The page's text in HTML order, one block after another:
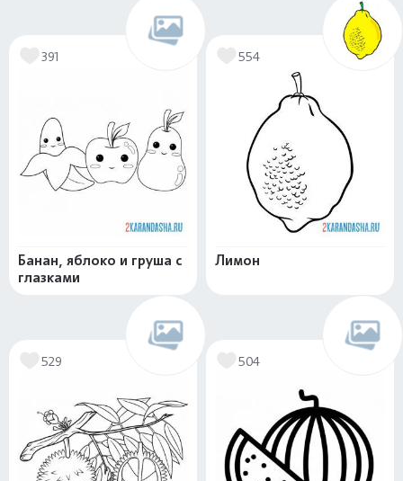
391
Банан, яблоко и груша с
глазками
554
Лимон
529 504